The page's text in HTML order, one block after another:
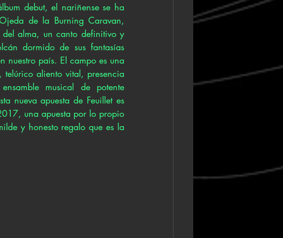
debut, el nariñense se ha
de la Burning Caravan,
alma, un canto definitivo y
dormido de sus fantasías
nuestro país. El campo es una
telúrico aliento vital, presencia
musical de potente
nueva apuesta de Feuillet es
una apuesta por lo propio
y honesto regalo que es la